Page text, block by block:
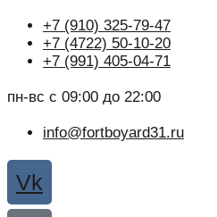
+7 (910) 325-79-47
+7 (4722) 50-10-20
+7 (991) 405-04-71
пн-вс с 09:00 до 22:00
info@fortboyard31.ru
Vk